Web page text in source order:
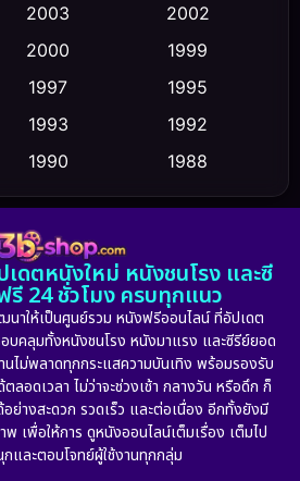
(355)
(23)
(5)
(56)
(10)
(24)
2003
2002
2000
1999
1997
1995
1993
1992
1990
1988
1985
1983
1981
1971 1962
ดตหนังใหม่ หนังชนโรง และซี
24 ชั่วโมง ครบทุกแนว
าให้เป็นศูนย์รวม หนังฟรีออนไลน์ ที่อัปเดต
บคลุมทั้งหนังชนโรง หนังมาแรง และซีรีย์ยอด
นไม่พลาดทุกกระแสความบันเทิง พร้อมรองรับ
ลอดเวลา ไม่ว่าจะช่วงเช้า กลางวัน หรือดึก ก็
ย่างสะดวก รวดเร็ว และต่อเนื่อง อีกทั้งยังมี
เพื่อให้การ ดูหนังออนไลน์เต็มเรื่อง เต็มไป
และตอบโจทย์ผู้ใช้งานทุกกลุ่ม